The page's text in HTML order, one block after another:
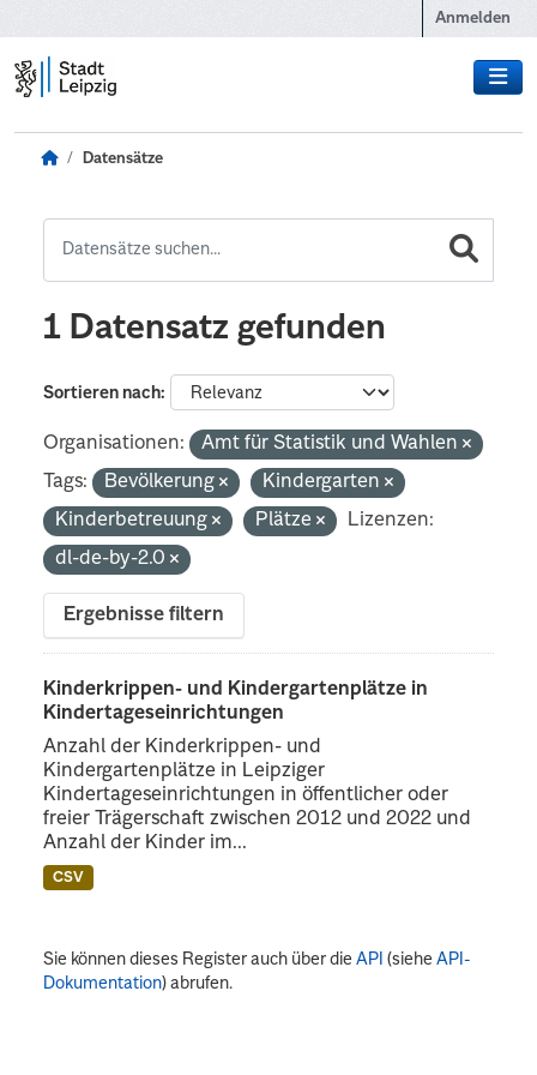
Anmelden
Datensätze
1 Datensatz gefunden
Sortieren nach
Organisationen:
Amt für Statistik und Wahlen
Tags:
Bevölkerung
Kindergarten
Kinderbetreuung
Plätze
Lizenzen:
dl-de-by-2.0
Ergebnisse filtern
Kinderkrippen- und Kindergartenplätze in
Kindertageseinrichtungen
Anzahl der Kinderkrippen- und
Kindergartenplätze in Leipziger
Kindertageseinrichtungen in öffentlicher oder
freier Trägerschaft zwischen 2012 und 2022 und
Anzahl der Kinder im...
CSV
Sie können dieses Register auch über dieAPI (sieheAPI-
Dokumentation) abrufen.